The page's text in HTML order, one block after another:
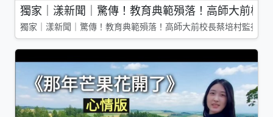
獨家｜漾新聞｜驚傳！教育典範殞落！高師大前校
獨家｜漾新聞｜驚傳！教育典範殞落！高師大前校長蔡培村監委